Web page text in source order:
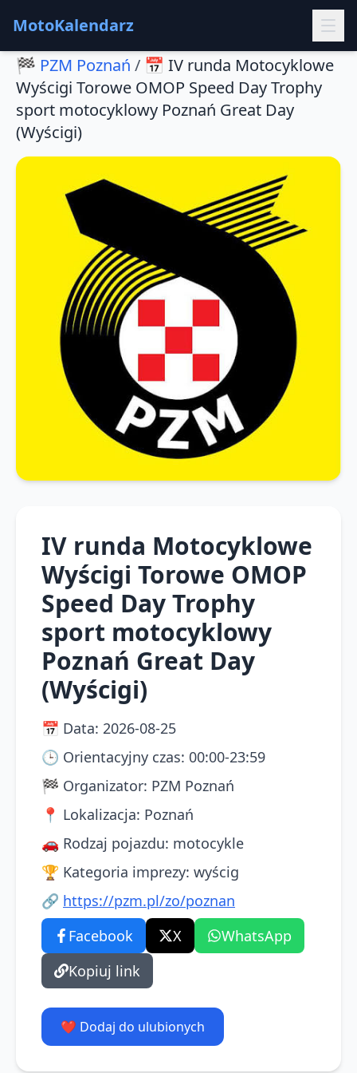
MotoKalendarz
🏁 PZM Poznań / 📅 IV runda Motocyklowe
Wyścigi Torowe OMOP Speed Day Trophy
sport motocyklowy Poznań Great Day
(Wyścigi)
IV runda Motocyklowe
Wyścigi Torowe OMOP
Speed Day Trophy
sport motocyklowy
Poznań Great Day
(Wyścigi)
📅 Data: 2026-08-25
🕒 Orientacyjny czas: 00:00-23:59
🏁 Organizator: PZM Poznań
📍 Lokalizacja: Poznań
🚗 Rodzaj pojazdu: motocykle
🏆 Kategoria imprezy: wyścig
🔗 https://pzm.pl/zo/poznan
Facebook
X
WhatsApp
Kopiuj link
❤️ Dodaj do ulubionych